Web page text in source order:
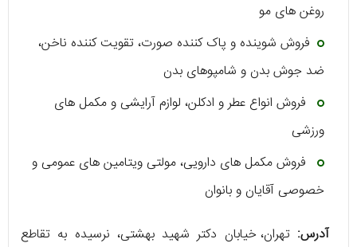
روغن ‌های مو
فروش شوینده و پاک کننده صورت، تقویت کننده ناخن،
ضد جوش بدن و شامپوهای بدن
فروش انواع عطر و ادکلن، لوازم آرایشی و مکمل ‌های
ورزشی
فروش مکمل ‌های دارویی، مولتی ویتامین ‌های عمومی و
خصوصی آقایان و بانوان
آدرس:تهران، خیابان دکتر شهید بهشتی، نرسیده به تقاطع